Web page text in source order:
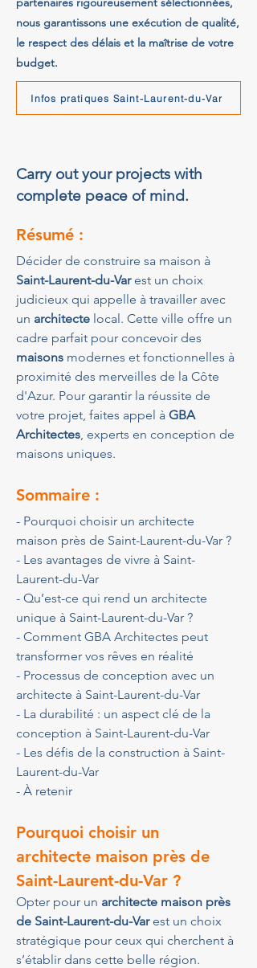
nous garantissons une exécution de qualité,
le respect des délais et la maîtrise de votre
budget.
Infos pratiques Saint-Laurent-du-Var
Carry out your projects with
complete peace of mind.
Résumé :
Décider de construire sa maison à
Saint-Laurent-du-Var est un choix
judicieux qui appelle à travailler avec
un architecte local. Cette ville offre un
cadre parfait pour concevoir des
maisons modernes et fonctionnelles à
proximité des merveilles de la Côte
d'Azur. Pour garantir la réussite de
votre projet, faites appel à GBA
Architectes, experts en conception de
maisons uniques.
Sommaire :
- Pourquoi choisir un architecte
maison près de Saint-Laurent-du-Var ?
- Les avantages de vivre à Saint-
Laurent-du-Var
- Qu’est-ce qui rend un architecte
unique à Saint-Laurent-du-Var ?
- Comment GBA Architectes peut
transformer vos rêves en réalité
- Processus de conception avec un
architecte à Saint-Laurent-du-Var
- La durabilité : un aspect clé de la
conception à Saint-Laurent-du-Var
- Les défis de la construction à Saint-
Laurent-du-Var
- À retenir
Pourquoi choisir un
architecte maison près de
Saint-Laurent-du-Var ?
Opter pour un architecte maison près
de Saint-Laurent-du-Var est un choix
stratégique pour ceux qui cherchent à
s’établir dans cette belle région.